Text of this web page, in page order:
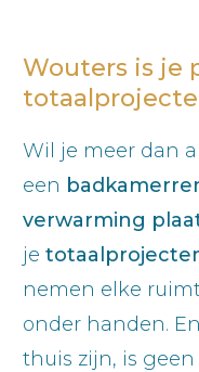
Wouters is je
Wil je meer dan
een
verwarming
je
nemen elke
onder handen.
thuis zijn, is